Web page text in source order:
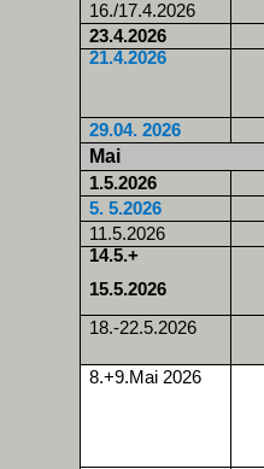
16./17.4.2026
23.4.2026
21.4.2026
29.04. 2026
Mai
1.5.2026
5. 5.2026
11.5.2026
14.5.+
15.5.2026
18.-22.5.2026
8.+9.Mai 2026